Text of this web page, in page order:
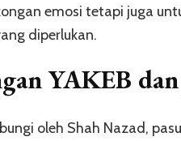
emosi tetapi juga
diperlukan.
YAKEB
oleh Shah Nazad,